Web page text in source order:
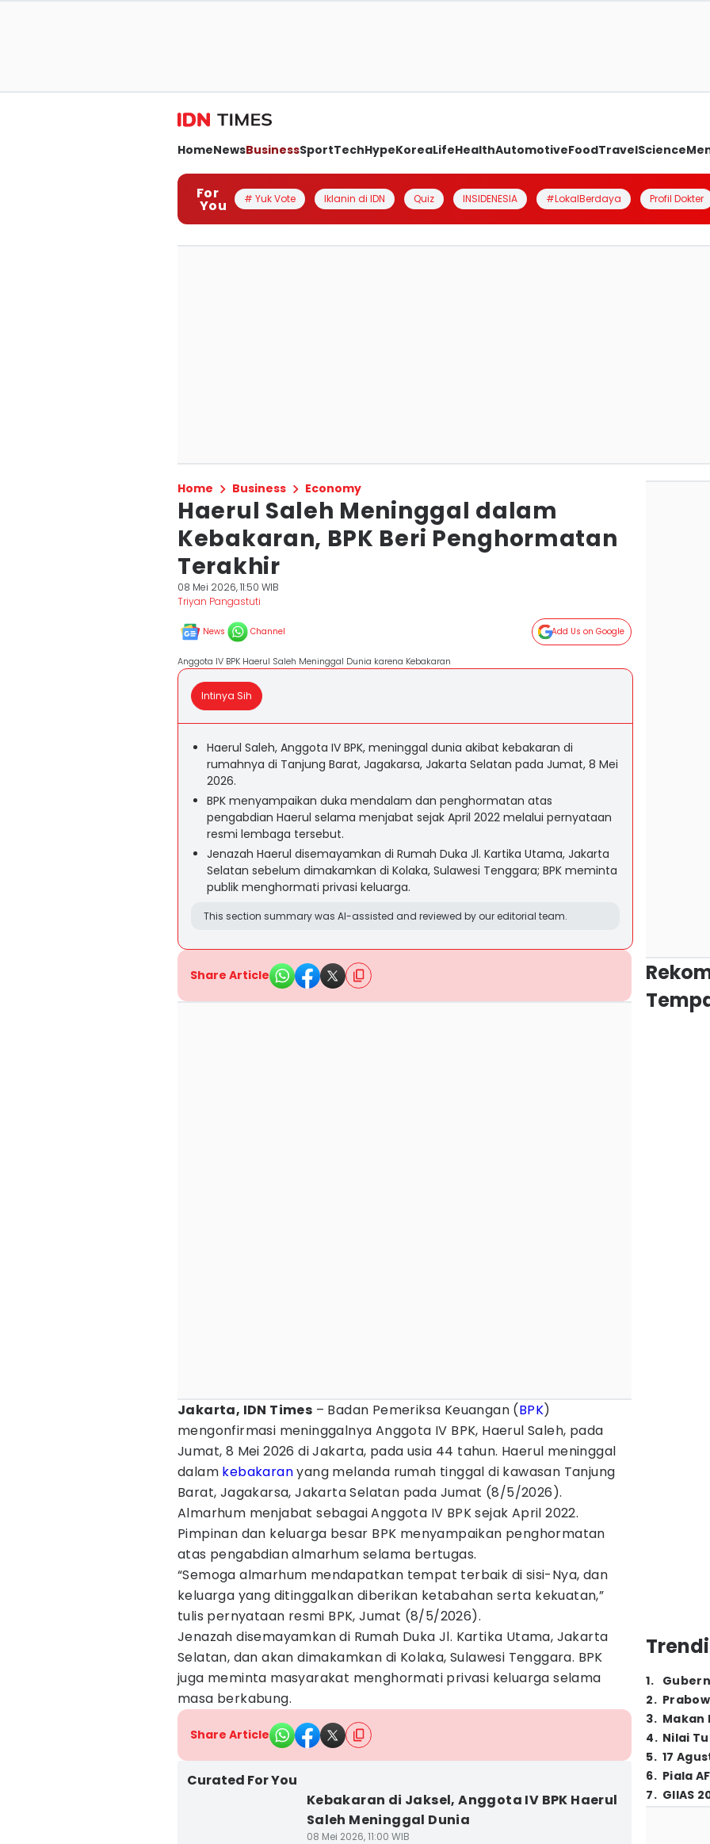
HomeNewsBusinessSportTechHypeKoreaLifeHealthAutomotiveFoodTravelScience
For
You # Yuk Vote Iklanin di IDN Quiz INSIDENESIA #LokalBerdaya Profil Dokter
Home Business Economy
Haerul Saleh Meninggal dalam
Kebakaran, BPK Beri Penghormatan
Terakhir
08 Mei 2026, 11:50 WIB
Triyan Pangastuti
News Channel Add Us on Google
Anggota IV BPK Haerul Saleh Meninggal Dunia karena Kebakaran
Intinya Sih
Haerul Saleh, Anggota IV BPK, meninggal dunia akibat kebakaran di
rumahnya di Tanjung Barat, Jagakarsa, Jakarta Selatan pada Jumat, 8 Mei
2026.
BPK menyampaikan duka mendalam dan penghormatan atas
pengabdian Haerul selama menjabat sejak April 2022 melalui pernyataan
resmi lembaga tersebut.
Jenazah Haerul disemayamkan di Rumah Duka Jl. Kartika Utama, Jakarta
Selatan sebelum dimakamkan di Kolaka, Sulawesi Tenggara; BPK meminta
publik menghormati privasi keluarga.
This section summary was AI-assisted and reviewed by our editorial team.
Share Article
Jakarta, IDN Times – Badan Pemeriksa Keuangan (BPK)
mengonfirmasi meninggalnya Anggota IV BPK, Haerul Saleh, pada
Jumat, 8 Mei 2026 di Jakarta, pada usia 44 tahun. Haerul meninggal
dalam kebakaranyang melanda rumah tinggal di kawasan Tanjung
Barat, Jagakarsa, Jakarta Selatan pada Jumat (8/5/2026).
Almarhum menjabat sebagai Anggota IV BPK sejak April 2022.
Pimpinan dan keluarga besar BPK menyampaikan penghormatan
atas pengabdian almarhum selama bertugas.
“Semoga almarhum mendapatkan tempat terbaik di sisi-Nya, dan
keluarga yang ditinggalkan diberikan ketabahan serta kekuatan,”
tulis pernyataan resmi BPK, Jumat (8/5/2026).
Jenazah disemayamkan di Rumah Duka Jl. Kartika Utama, Jakarta
Selatan, dan akan dimakamkan di Kolaka, Sulawesi Tenggara. BPK
juga meminta masyarakat menghormati privasi keluarga selama
masa berkabung.
Share Article
Curated For You
Kebakaran di Jaksel, Anggota IV BPK Haerul
Saleh Meninggal Dunia
08 Mei 2026, 11:00 WIB
1.
2.
3. Makan
4. Nilai
5. 17
6. Piala
7. GIIAS